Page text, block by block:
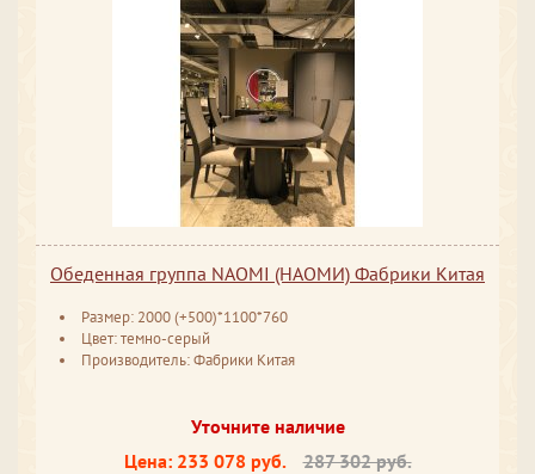
Обеденная группа NAOMI (НАОМИ) Фабрики Китая
Размер: 2000 (+500)*1100*760
Цвет: темно-серый
Производитель: Фабрики Китая
Уточните наличие
Цена: 233 078 руб.
287 302 руб.